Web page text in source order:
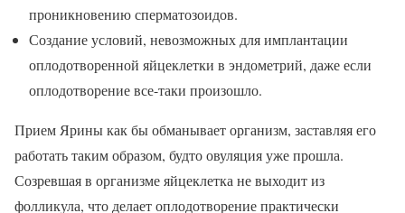
проникновению сперматозоидов.
Создание условий, невозможных для имплантации
оплодотворенной яйцеклетки в эндометрий, даже если
оплодотворение все-таки произошло.
Прием Ярины как бы обманывает организм, заставляя его
работать таким образом, будто овуляция уже прошла.
Созревшая в организме яйцеклетка не выходит из
фолликула, что делает оплодотворение практически